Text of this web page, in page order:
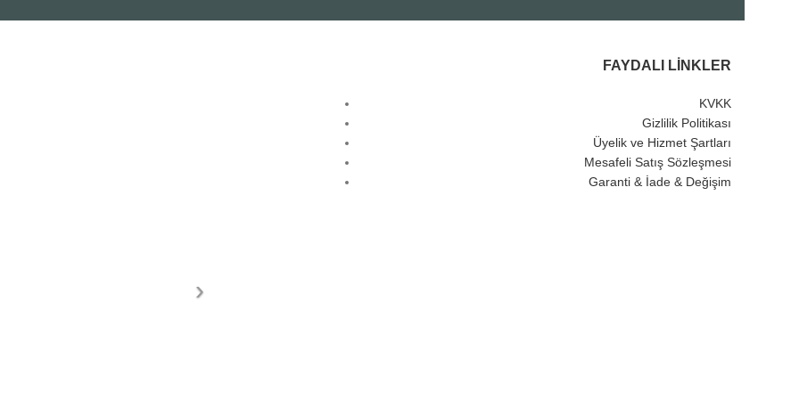
FAYDALI LINKLER
KVKK
Gizlilik Politikası
Üyelik ve Hizmet Şartları
Mesafeli Satış Sözleşmesi
Garanti & İade & Değişim